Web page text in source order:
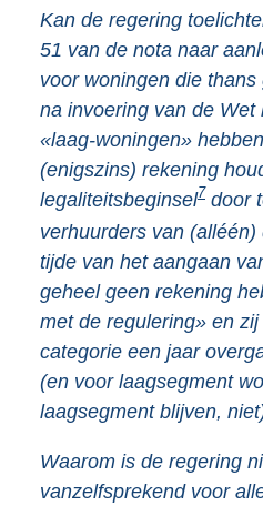
Kan de regering
51 van de nota naar
voor woningen die
na invoering van de Wet
«laag-woningen»
(enigszins) rekening
legaliteitsbeginsel7 door
verhuurders van
tijde van het aangaan
geheel geen rekening
met de regulering» en
categorie een jaar
(en voor laagsegment
laagsegment blijven,
Waarom is de regering
vanzelfsprekend voor